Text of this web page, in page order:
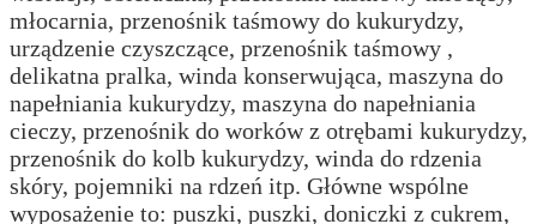
młocarnia, przenośnik taśmowy do kukurydzy,
urządzenie czyszczące, przenośnik taśmowy ,
delikatna pralka, winda konserwująca, maszyna do
napełniania kukurydzy, maszyna do napełniania
cieczy, przenośnik do worków z otrębami kukurydzy,
przenośnik do kolb kukurydzy, winda do rdzenia
skóry, pojemniki na rdzeń itp. Główne wspólne
wyposażenie to: puszki, puszki, doniczki z cukrem,